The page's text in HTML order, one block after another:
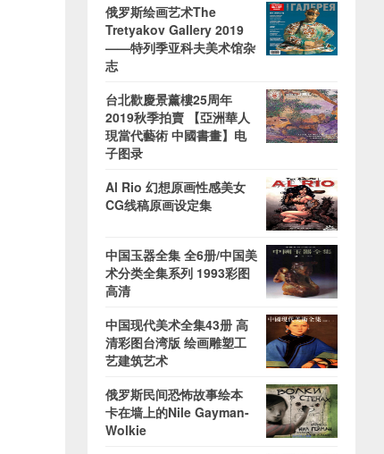
俄罗斯绘画艺术The
Tretyakov Gallery 2019
——特列季亚科夫美术馆杂
志
台北歡慶景薰樓25周年
2019秋季拍賣 【亞洲華人
現當代藝術 中國書畫】电
子图录
Al Rio 幻想原画性感美女
CG线稿原画设定集
中国玉器全集 全6册/中国美
术分类全集系列 1993彩图
高清
中国现代美术全集43册 高
清彩图台湾版 绘画雕塑工
艺建筑艺术
俄罗斯民间恐怖故事绘本
卡在墙上的Nile Gayman-
Wolkie